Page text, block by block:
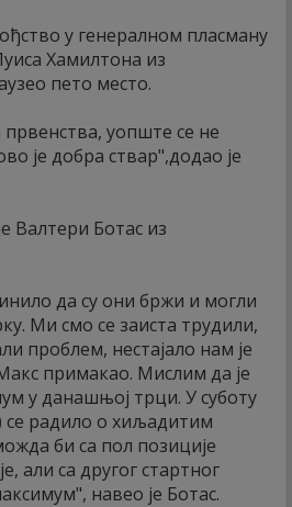
у генералном пласману
Хамилтона из
пето место.
уопште се не
је добра ствар",додао је
Валтери Ботас из
да су они бржи и могли
Ми смо се заиста трудили,
проблем, нестајало нам је
примакао. Мислим да је
у данашњој трци. У суботу
се радило о хиљадитим
би са пол позиције
али са другог стартног
навео је Ботас.